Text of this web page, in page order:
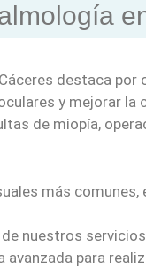
destaca
y mejorar
de miopía,
más
nuestros
para